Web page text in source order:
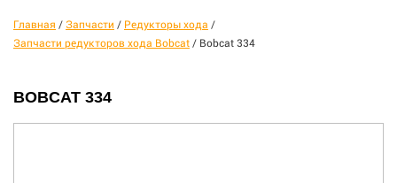
Главная / Запчасти / Редукторы хода /
Запчасти редукторов хода Bobcat / Bobcat 334
BOBCAT 334